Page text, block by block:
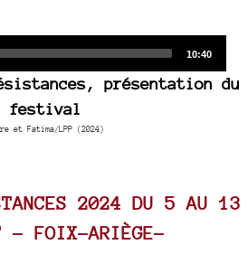
Total
10:40
présentation du
festival
et Fatima/LPP (2024)
2024 DU 5 AU 13
- FOIX-ARIÈGE-